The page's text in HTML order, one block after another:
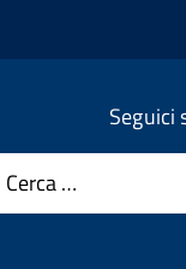
Seguici
Cerca …